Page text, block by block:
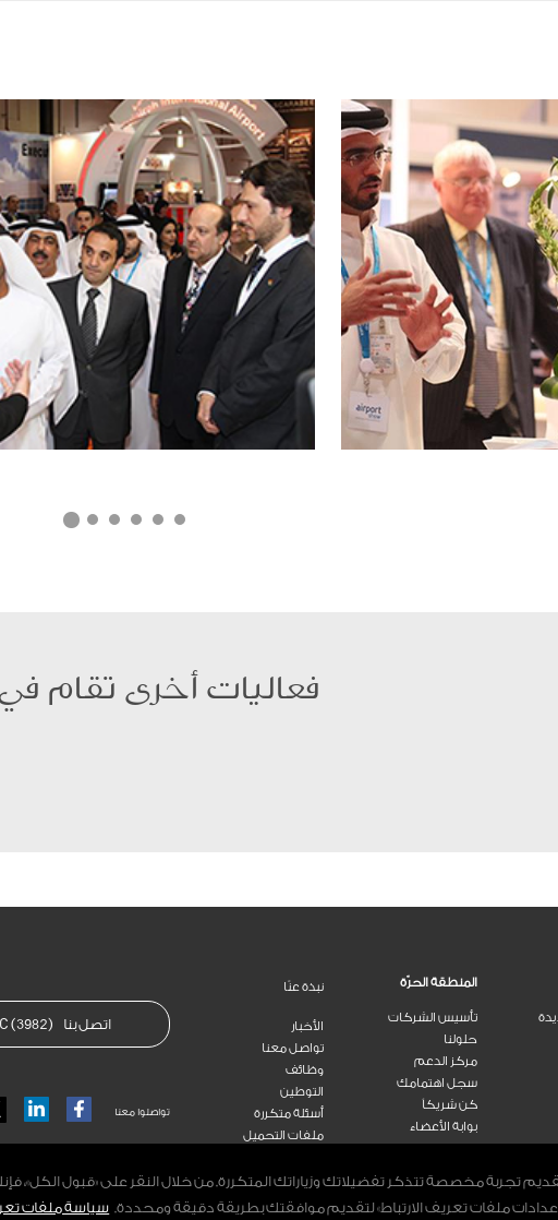
تجربة مخصصة تتذكر تفضيلاتك وزياراتك المتكررة. من خلال النقر على «قبول
ملفات تعريف الارتباط» لتقديم موافقتك بطريقة دقيقة ومحددة. سياسة ملفات
فعاليات أخرى تقام
المنطقة الحرّة
تأسيس الشركات
حلولنا
مركز الدعم
سجل اهتمامك
كن شريكاً
بوابة الأعضاء
نبذة عنّا
الأخبار
تواصل معنا
وظائف
التوطين
أسئلة متكررة
ملفات التحميل
اتصل بنا (3982)
تواصلوا معنا FACEBOOK